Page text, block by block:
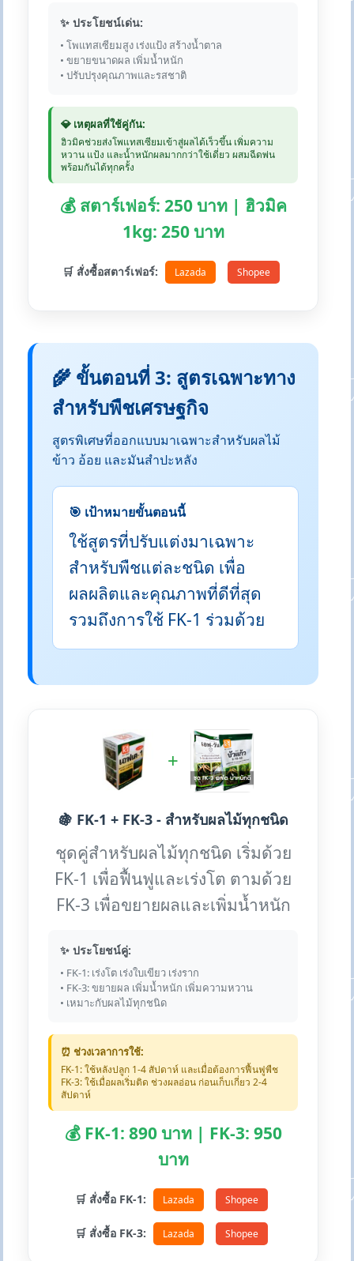
✨ ประโยชน์เด่น:
• โพแทสเซียมสูง เร่งแป้ง สร้างน้ำตาล
• ขยายขนาดผล เพิ่มน้ำหนัก
• ปรับปรุงคุณภาพและรสชาติ
💎 เหตุผลที่ใช้คู่กัน:
ฮิวมิคช่วยส่งโพแทสเซียมเข้าสู่ผลได้เร็วขึ้น เพิ่มความ
หวาน แป้ง และน้ำหนักผลมากกว่าใช้เดี่ยว ผสมฉีดพ่น
พร้อมกันได้ทุกครั้ง
💰 สตาร์เฟอร์: 250 บาท | ฮิวมิค
1kg: 250 บาท
🛒 สั่งซื้อสตาร์เฟอร์: Lazada Shopee
🌾 ขั้นตอนที่ 3: สูตรเฉพาะทาง
สำหรับพืชเศรษฐกิจ
สูตรพิเศษที่ออกแบบมาเฉพาะสำหรับผลไม้
ข้าว อ้อย และมันสำปะหลัง
🎯 เป้าหมายขั้นตอนนี้
ใช้สูตรที่ปรับแต่งมาเฉพาะ
สำหรับพืชแต่ละชนิด เพื่อ
ผลผลิตและคุณภาพที่ดีที่สุด
รวมถึงการใช้ FK-1 ร่วมด้วย
+
🍇 FK-1 + FK-3 - สำหรับผลไม้ทุกชนิด
ชุดคู่สำหรับผลไม้ทุกชนิด เริ่มด้วย
FK-1 เพื่อฟื้นฟูและเร่งโต ตามด้วย
FK-3 เพื่อขยายผลและเพิ่มน้ำหนัก
✨ ประโยชน์คู่:
• FK-1: เร่งโต เร่งใบเขียว เร่งราก
• FK-3: ขยายผล เพิ่มน้ำหนัก เพิ่มความหวาน
• เหมาะกับผลไม้ทุกชนิด
⏰ ช่วงเวลาการใช้:
FK-1: ใช้หลังปลูก 1-4 สัปดาห์ และเมื่อต้องการฟื้นฟูพืช
FK-3: ใช้เมื่อผลเริ่มติด ช่วงผลอ่อน ก่อนเก็บเกี่ยว 2-4
สัปดาห์
💰 FK-1: 890 บาท | FK-3: 950
บาท
🛒 สั่งซื้อ FK-1: Lazada Shopee
🛒 สั่งซื้อ FK-3: Lazada Shopee